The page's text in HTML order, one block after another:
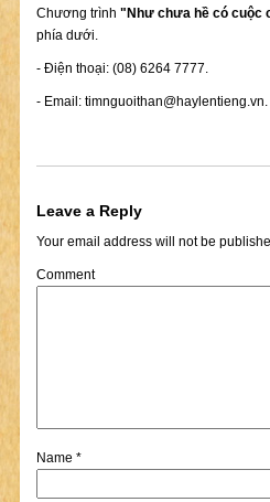
Chương trình "Như chưa hề có cuộc
phía dưới.
- Điện thoại: (08) 6264 7777.
- Email: timnguoithan@haylentieng.vn.
Leave a Reply
Your email address will not be
Comment
Name *